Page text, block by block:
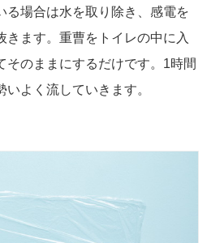
る場合は水を取り除き、感電を
きます。重曹をトイレの中に入
そのままにするだけです。1時間
よく流していきます。